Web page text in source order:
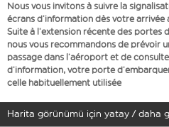
Nous vous invitons à suivre la
écrans d’information dès votre arrivée
Suite à l’extension récente des portes
nous vous recommandons de prévoir
passage dans l’aéroport et de
d’information, votre porte
celle habituellement utilisée
Harita görünümü için yatay / daha